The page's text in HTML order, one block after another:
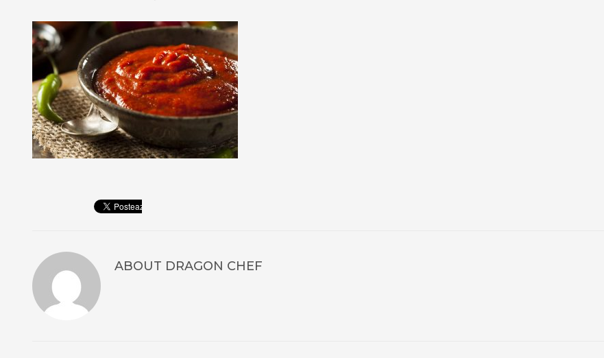
ABOUT DRAGON CHEF